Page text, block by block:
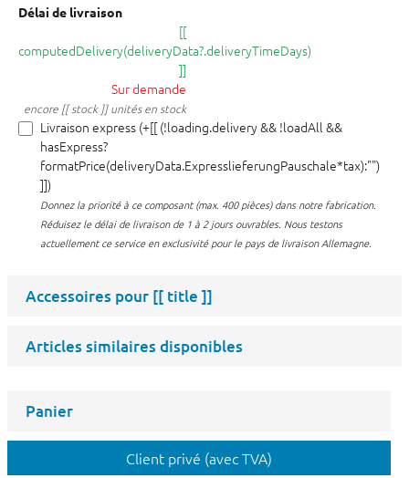
Délai de livraison
[[
computedDelivery(deliveryData?.deliveryTimeDays)
]]
Sur demande
encore [[ stock ]] unités en stock
Livraison express (+[[ (!loading.delivery && !loadAll &&
hasExpress?
formatPrice(deliveryData.ExpresslieferungPauschale*tax):"")
]])
Donnez la priorité à ce composant (max. 400 pièces) dans notre fabrication.
Réduisez le délai de livraison de 1 à 2 jours ouvrables. Nous testons
actuellement ce service en exclusivité pour le pays de livraison Allemagne.
Accessoires pour [[ title ]]
Articles similaires disponibles
Panier
Client privé (avec TVA)